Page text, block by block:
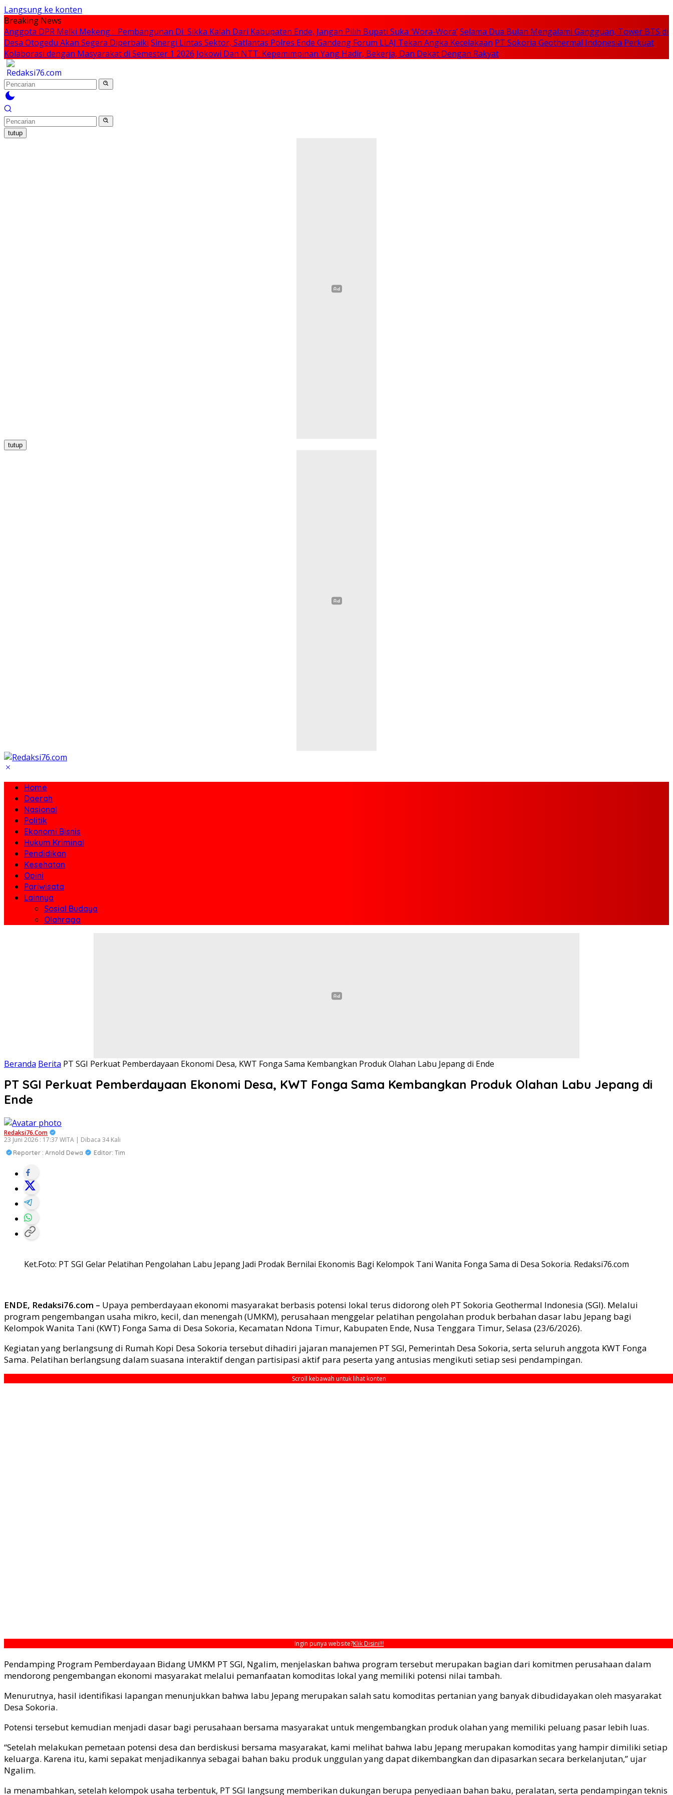
Langsung ke konten
Breaking News
Anggota DPR Melki Mekeng : Pembangunan Di Sikka Kalah Dari Kabupaten Ende, Jangan Pilih Bupati Suka ‘Wora-Wora’Selama Dua Bulan Mengalami Gangguan, Tower BTS di
Desa Otogedu Akan Segera Diperbaiki Sinergi Lintas Sektor, Satlantas Polres Ende Gandeng Forum LLAJ Tekan Angka Kecelakaan PT Sokoria Geothermal Indonesia Perkuat
Kolaborasi dengan Masyarakat di Semester 1 2026 Jokowi Dan NTT: Kepemimpinan Yang Hadir, Bekerja, Dan Dekat Dengan Rakyat
tutup
tutup
Home
Daerah
Nasional
Politik
Ekonomi Bisnis
Hukum Kriminal
Pendidikan
Kesehatan
Opini
Pariwisata
Lainnya
Sosial Budaya
Olahraga
Beranda Berita PT SGI Perkuat Pemberdayaan Ekonomi Desa, KWT Fonga Sama Kembangkan Produk Olahan Labu Jepang di Ende
PT SGI Perkuat Pemberdayaan Ekonomi Desa, KWT Fonga Sama Kembangkan Produk Olahan Labu Jepang di
Ende
Redaksi76.com
23 Juni 2026 : 17:37 WITA | Dibaca 34 Kali
Reporter : Arnold Dewa Editor: Tim
Ket.Foto: PT SGI Gelar Pelatihan Pengolahan Labu Jepang Jadi Prodak Bernilai Ekonomis Bagi Kelompok Tani Wanita Fonga Sama di Desa Sokoria. Redaksi76.com
ENDE, Redaksi76.com – Upaya pemberdayaan ekonomi masyarakat berbasis potensi lokal terus didorong oleh PT Sokoria Geothermal Indonesia (SGI). Melalui
program pengembangan usaha mikro, kecil, dan menengah (UMKM), perusahaan menggelar pelatihan pengolahan produk berbahan dasar labu Jepang bagi
Kelompok Wanita Tani (KWT) Fonga Sama di Desa Sokoria, Kecamatan Ndona Timur, Kabupaten Ende, Nusa Tenggara Timur, Selasa (23/6/2026).
Kegiatan yang berlangsung di Rumah Kopi Desa Sokoria tersebut dihadiri jajaran manajemen PT SGI, Pemerintah Desa Sokoria, serta seluruh anggota KWT Fonga
Sama. Pelatihan berlangsung dalam suasana interaktif dengan partisipasi aktif para peserta yang antusias mengikuti setiap sesi pendampingan.
Scroll kebawah untuk lihat konten
Ingin punya website?Klik Disini!!!
Pendamping Program Pemberdayaan Bidang UMKM PT SGI, Ngalim, menjelaskan bahwa program tersebut merupakan bagian dari komitmen perusahaan dalam
mendorong pengembangan ekonomi masyarakat melalui pemanfaatan komoditas lokal yang memiliki potensi nilai tambah.
Menurutnya, hasil identifikasi lapangan menunjukkan bahwa labu Jepang merupakan salah satu komoditas pertanian yang banyak dibudidayakan oleh masyarakat
Desa Sokoria.
Potensi tersebut kemudian menjadi dasar bagi perusahaan bersama masyarakat untuk mengembangkan produk olahan yang memiliki peluang pasar lebih luas.
“Setelah melakukan pemetaan potensi desa dan berdiskusi bersama masyarakat, kami melihat bahwa labu Jepang merupakan komoditas yang hampir dimiliki setiap
keluarga. Karena itu, kami sepakat menjadikannya sebagai bahan baku produk unggulan yang dapat dikembangkan dan dipasarkan secara berkelanjutan,” ujar
Ngalim.
Ia menambahkan, setelah kelompok usaha terbentuk, PT SGI langsung memberikan dukungan berupa penyediaan bahan baku, peralatan, serta pendampingan teknis